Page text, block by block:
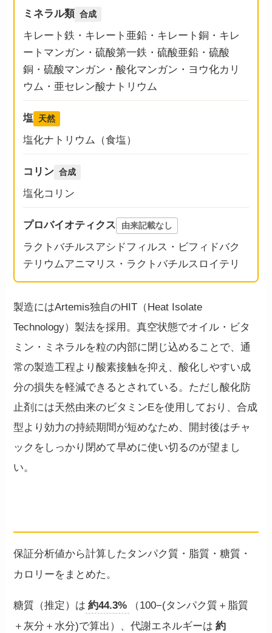
ミネラル類 合成
キレート鉄・キレート亜鉛・キレート銅・キレ
ートマンガン・硫酸第一鉄・硫酸亜鉛・硫酸
銅・硫酸マンガン・酸化マンガン・ヨウ化カリ
ウム・亜セレン酸ナトリウム
塩 天然
塩化ナトリウム（食塩）
コリン 合成
塩化コリン
プロバイオティクス 由来記載なし
ラクトバチルスアシドフィルス・ビフィドバク
テリウムアニマリス・ラクトバチルスロイテリ
製造にはArtemis独自のHIT（Heat Isolate
Technology）製法を採用。真空状態でオイル・ビタ
ミン・ミネラルを粒の内部に閉じ込めることで、通
常の製造工程より酸素接触を抑え、酸化しやすい成
分の損失を軽減できるとされている。ただし酸化防
止剤には天然由来のビタミンEを使用しており、合成
型より効力の持続期間が短めなため、開封後はチャ
ックをしっかり閉めて早めに使い切るのが望まし
い。
保証分析値から計算したタンパク質・脂質・糖質・
カロリーをまとめた。
糖質（推定）は 約44.3%
（100−(タンパク質＋脂質
＋灰分＋水分)で算出）、代謝エネルギーは 約